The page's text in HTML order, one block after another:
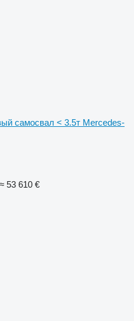
самосвал < 3.5т Mercedes-
≈ 53 610 €